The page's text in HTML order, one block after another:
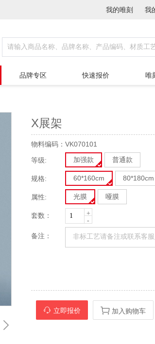
我的唯刻 我
品牌专区 快速报价 唯
X展架
物料编码：VK070101
等级: 加强款 普通款
规格: 60*160cm 80*180cm
属性: 光膜 哑膜
套数：
+
-
备注：
立即报价 加入购物车